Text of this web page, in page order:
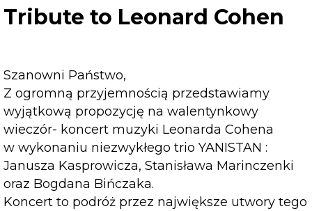
Leonard
Cohen
Tribute to Leonard Cohen
Szanowni Państwo,
Z ogromną przyjemnością przedstawiamy
wyjątkową propozycję na walentynkowy
wieczór- koncert muzyki Leonarda Cohena
w wykonaniu niezwykłego trio YANISTAN :
Janusza Kasprowicza, Stanisława Marinczenki
oraz Bogdana Bińczaka.
Koncert to podróż przez największe utwory tego